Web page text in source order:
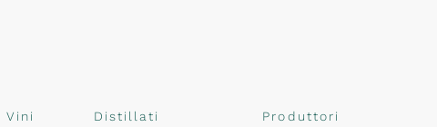
Vini Distillati
Produttori